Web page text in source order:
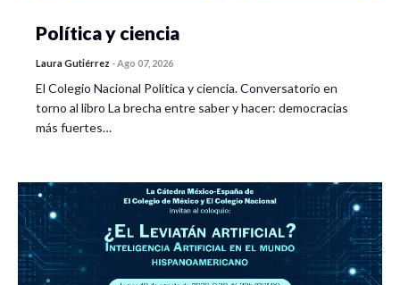
Política y ciencia
Laura Gutiérrez -Ago 07, 2026
El Colegio Nacional Política y ciencia. Conversatorio en
torno al libro La brecha entre saber y hacer: democracias
más fuertes…